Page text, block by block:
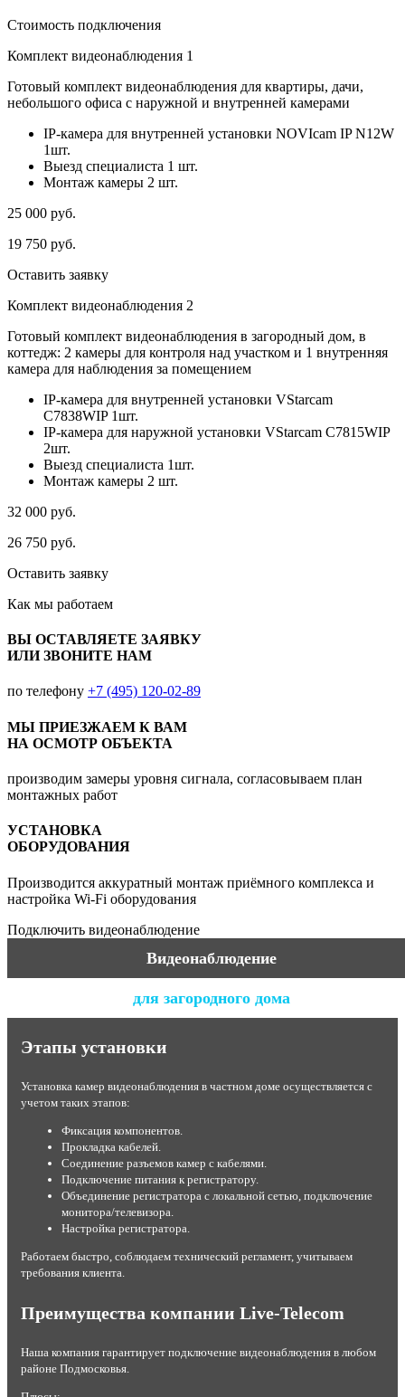
Стоимость подключения
Комплект видеонаблюдения 1
Готовый комплект видеонаблюдения для квартиры, дачи,
небольшого офиса с наружной и внутренней камерами
IP-камера для внутренней установки NOVIcam IP N12W
1шт.
Выезд специалиста 1 шт.
Монтаж камеры 2 шт.
25 000 руб.
19 750 руб.
Оставить заявку
Комплект видеонаблюдения 2
Готовый комплект видеонаблюдения в загородный дом, в
коттедж: 2 камеры для контроля над участком и 1 внутренняя
камера для наблюдения за помещением
IP-камера для внутренней установки VStarcam
C7838WIP 1шт.
IP-камера для наружной установки VStarcam C7815WIP
2шт.
Выезд специалиста 1шт.
Монтаж камеры 2 шт.
32 000 руб.
26 750 руб.
Оставить заявку
Как мы работаем
ВЫ ОСТАВЛЯЕТЕ ЗАЯВКУ
ИЛИ ЗВОНИТЕ НАМ
по телефону +7 (495) 120-02-89
МЫ ПРИЕЗЖАЕМ К ВАМ
НА ОСМОТР ОБЪЕКТА
производим замеры уровня сигнала, согласовываем план
монтажных работ
УСТАНОВКА
ОБОРУДОВАНИЯ
Производится аккуратный монтаж приёмного комплекса и
настройка Wi-Fi оборудования
Подключить видеонаблюдение
Видеонаблюдение
для загородного дома
Этапы установки
Установка камер видеонаблюдения в частном доме осуществляется с
учетом таких этапов:
Фиксация компонентов.
Прокладка кабелей.
Соединение разъемов камер с кабелями.
Подключение питания к регистратору.
Объединение регистратора с локальной сетью, подключение
монитора/телевизора.
Настройка регистратора.
Работаем быстро, соблюдаем технический регламент, учитываем
требования клиента.
Преимущества компании Live-Telecom
Наша компания гарантирует подключение видеонаблюдения в любом
районе Подмосковья.